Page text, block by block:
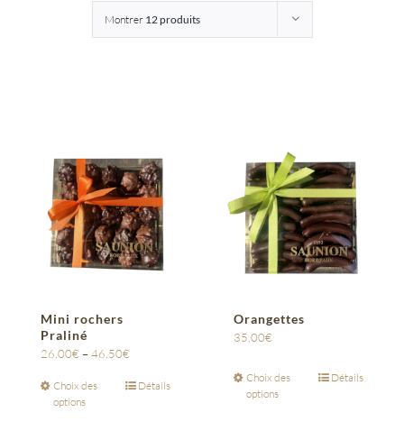
Montrer 12 produits
Mini rochers
Praliné
26,00€ – 46,50€
Choix des
options
Détails
Orangettes
35,00€
Choix des
options
Détails